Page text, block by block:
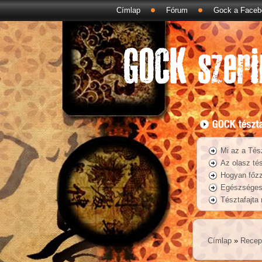
Címlap Fórum Gock a
Mi az a
Az olasz
Hogyan
Tésztafajta
Címlap »